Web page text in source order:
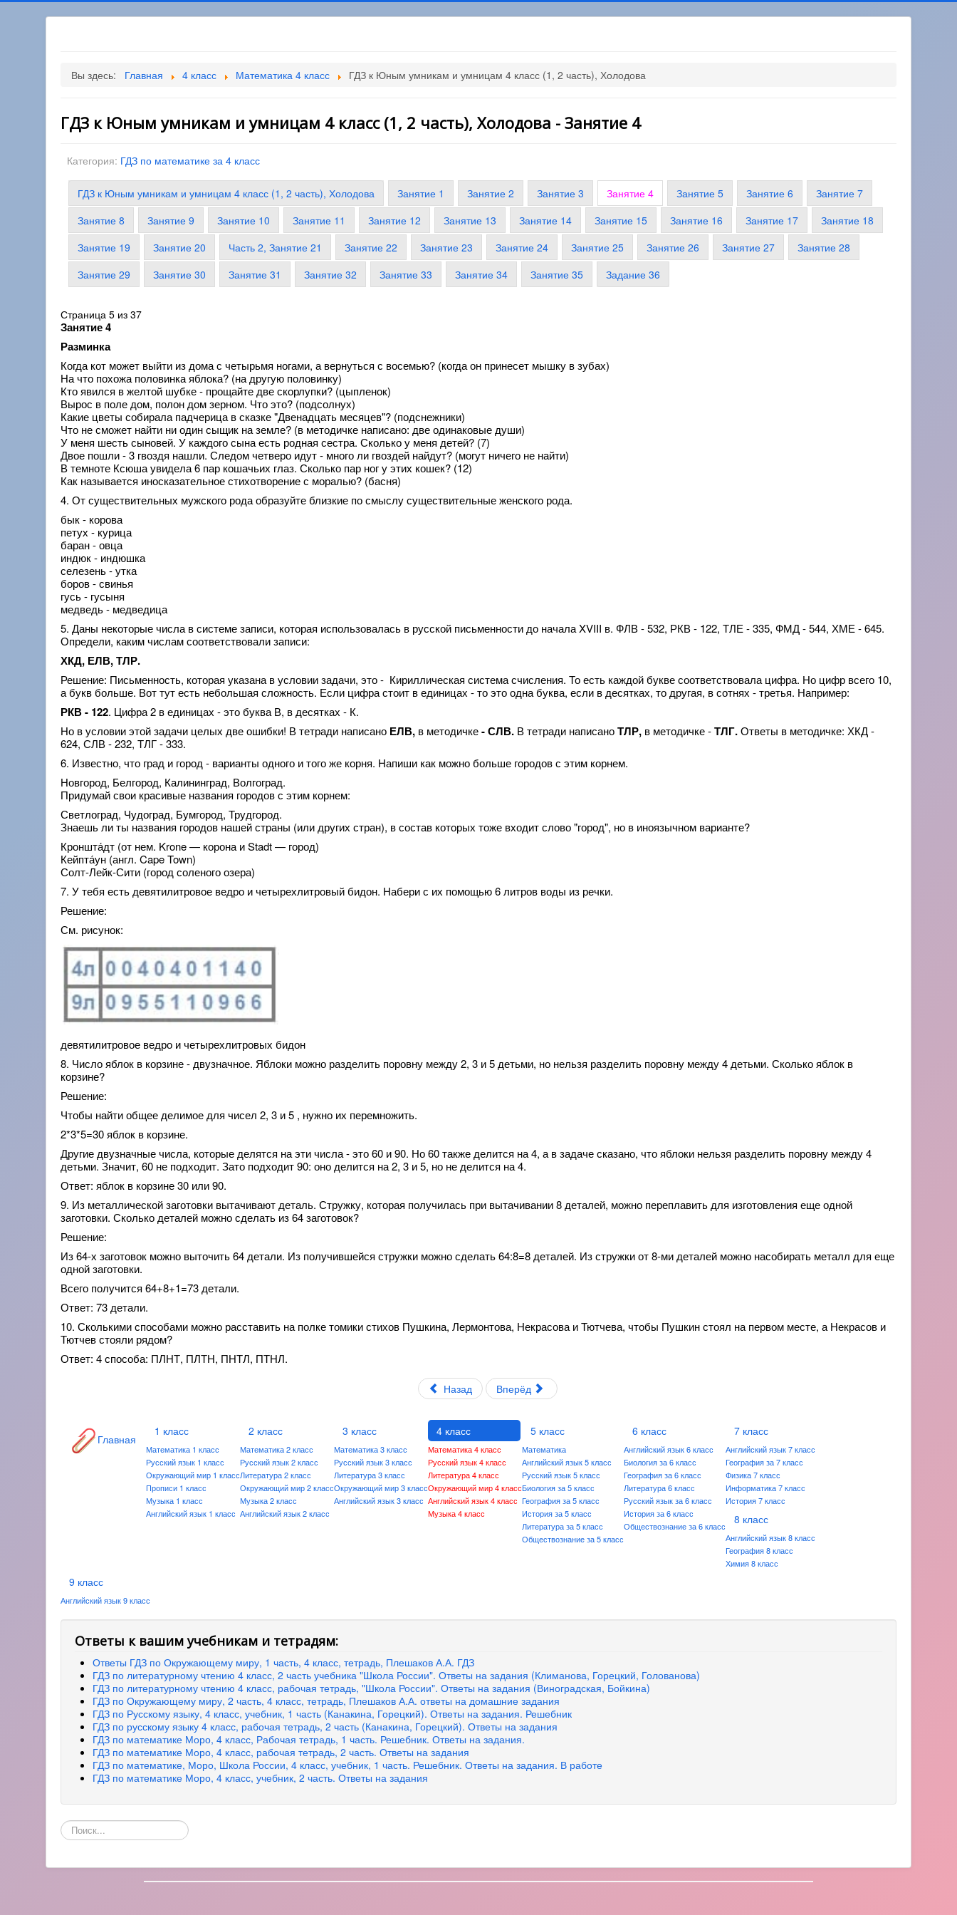
Вы здесь: Главная 4 класс Математика 4 класс ГДЗ к Юным умникам и умницам 4 класс (1, 2 часть), Холодова
ГДЗ к Юным умникам и умницам 4 класс (1, 2 часть), Холодова - Занятие 4
Категория: ГДЗ по математике за 4 класс
ГДЗ к Юным умникам и умницам 4 класс (1, 2 часть), Холодова Занятие 1 Занятие 2 Занятие 3 Занятие 4 Занятие 5 Занятие 6
Занятие 7
Занятие 8
Занятие 9 Занятие 10 Занятие 11 Занятие 12 Занятие 13 Занятие 14 Занятие 15 Занятие 16 Занятие 17
Занятие 18
Занятие 19
Занятие 20 Часть 2, Занятие 21 Занятие 22 Занятие 23 Занятие 24 Занятие 25 Занятие 26 Занятие 27
Занятие 28
Занятие 29
Занятие 30 Занятие 31 Занятие 32 Занятие 33 Занятие 34 Занятие 35 Задание 36
Страница 5 из 37
Занятие 4
Разминка
Когда кот может выйти из дома с четырьмя ногами, а вернуться с восемью? (когда он принесет мышку в зубах)
На что похожа половинка яблока? (на другую половинку)
Кто явился в желтой шубке - прощайте две скорлупки? (цыпленок)
Вырос в поле дом, полон дом зерном. Что это? (подсолнух)
Какие цветы собирала падчерица в сказке "Двенадцать месяцев"? (подснежники)
Что не сможет найти ни один сыщик на земле? (в методичке написано: две одинаковые души)
У меня шесть сыновей. У каждого сына есть родная сестра. Сколько у меня детей? (7)
Двое пошли - 3 гвоздя нашли. Следом четверо идут - много ли гвоздей найдут? (могут ничего не найти)
В темноте Ксюша увидела 6 пар кошачьих глаз. Сколько пар ног у этих кошек? (12)
Как называется иносказательное стихотворение с моралью? (басня)
4. От существительных мужского рода образуйте близкие по смыслу существительные женского рода.
бык - корова
петух - курица
баран - овца
индюк - индюшка
селезень - утка
боров - свинья
гусь - гусыня
медведь - медведица
5. Даны некоторые числа в системе записи, которая использовалась в русской письменности до начала XVIII в. ФЛВ - 532, РКВ - 122, ТЛЕ - 335, ФМД - 544, ХМЕ - 645.
Определи, каким числам соответствовали записи:
ХКД, ЕЛВ, ТЛР.
Решение: Письменность, которая указана в условии задачи, это - Кириллическая система счисления. То есть каждой букве соответствовала цифра. Но цифр всего 10,
а букв больше. Вот тут есть небольшая сложность. Если цифра стоит в единицах - то это одна буква, если в десятках, то другая, в сотнях - третья. Например:
РКВ - 122. Цифра 2 в единицах - это буква В, в десятках - К.
Но в условии этой задачи целых две ошибки! В тетради написано ЕЛВ, в методичке- СЛВ. В тетради написаноТЛР, в методичке -ТЛГ.Ответы в методичке: ХКД -
624, СЛВ - 232, ТЛГ - 333.
6. Известно, что град и город - варианты одного и того же корня. Напиши как можно больше городов с этим корнем.
Новгород, Белгород, Калининград, Волгоград.
Придумай свои красивые названия городов с этим корнем:
Светлоград, Чудоград, Бумгород, Трудгород.
Знаешь ли ты названия городов нашей страны (или других стран), в состав которых тоже входит слово "город", но в иноязычном варианте?
Кроншта́дт (от нем. Krone — корона и Stadt — город)
Кейпта́ун (англ. Cape Town)
Солт-Лейк-Сити (город соленого озера)
7. У тебя есть девятилитровое ведро и четырехлитровый бидон. Набери с их помощью 6 литров воды из речки.
Решение:
См. рисунок:
девятилитровое ведро и четырехлитровых бидон
8. Число яблок в корзине - двузначное. Яблоки можно разделить поровну между 2, 3 и 5 детьми, но нельзя разделить поровну между 4 детьми. Сколько яблок в
корзине?
Решение:
Чтобы найти общее делимое для чисел 2, 3 и 5 , нужно их перемножить.
2*3*5=30 яблок в корзине.
Другие двузначные числа, которые делятся на эти числа - это 60 и 90. Но 60 также делится на 4, а в задаче сказано, что яблоки нельзя разделить поровну между 4
детьми. Значит, 60 не подходит. Зато подходит 90: оно делится на 2, 3 и 5, но не делится на 4.
Ответ: яблок в корзине 30 или 90.
9. Из металлической заготовки вытачивают деталь. Стружку, которая получилась при вытачивании 8 деталей, можно переплавить для изготовления еще одной
заготовки. Сколько деталей можно сделать из 64 заготовок?
Решение:
Из 64-х заготовок можно выточить 64 детали. Из получившейся стружки можно сделать 64:8=8 деталей. Из стружки от 8-ми деталей можно насобирать металл для еще
одной заготовки.
Всего получится 64+8+1=73 детали.
Ответ: 73 детали.
10. Сколькими способами можно расставить на полке томики стихов Пушкина, Лермонтова, Некрасова и Тютчева, чтобы Пушкин стоял на первом месте, а Некрасов и
Тютчев стояли рядом?
Ответ: 4 способа: ПЛНТ, ПЛТН, ПНТЛ, ПТНЛ.
Назад Вперёд
Главная
1 класс
Математика 1 класс
Русский язык 1 класс
Окружающий мир 1 класс
Прописи 1 класс
Музыка 1 класс
Английский язык 1 класс
2 класс
Математика 2 класс
Русский язык 2 класс
Литература 2 класс
Окружающий мир 2 класс
Музыка 2 класс
Английский язык 2 класс
3 класс
Математика 3 класс
Русский язык 3 класс
Литература 3 класс
Окружающий мир 3 класс
Английский язык 3 класс
4 класс
Математика 4 класс
Русский язык 4 класс
Литература 4 класс
Окружающий мир 4 класс
Английский язык 4 класс
Музыка 4 класс
5 класс
Математика
Английский язык 5 класс
Русский язык 5 класс
Биология за 5 класс
География за 5 класс
История за 5 класс
Литература за 5 класс
Обществознание за 5 класс
6 класс
Английский язык 6 класс
Биология за 6 класс
География за 6 класс
Литература 6 класс
Русский язык за 6 класс
История за 6 класс
Обществознание за 6 класс
7 класс
Английский язык 7 класс
География за 7 класс
Физика 7 класс
Информатика 7 класс
История 7 класс
8 класс
Английский язык 8 класс
География 8 класс
Химия 8 класс
9 класс
Английский язык 9 класс
Ответы к вашим учебникам и тетрадям:
Ответы ГДЗ по Окружающему миру, 1 часть, 4 класс, тетрадь, Плешаков А.А. ГДЗ
ГДЗ по литературному чтению 4 класс, 2 часть учебника "Школа России". Ответы на задания (Климанова, Горецкий, Голованова)
ГДЗ по литературному чтению 4 класс, рабочая тетрадь, "Школа России". Ответы на задания (Виноградская, Бойкина)
ГДЗ по Окружающему миру, 2 часть, 4 класс, тетрадь, Плешаков А.А. ответы на домашние задания
ГДЗ по Русскому языку, 4 класс, учебник, 1 часть (Канакина, Горецкий). Ответы на задания. Решебник
ГДЗ по русскому языку 4 класс, рабочая тетрадь, 2 часть (Канакина, Горецкий). Ответы на задания
ГДЗ по математике Моро, 4 класс, Рабочая тетрадь, 1 часть. Решебник. Ответы на задания.
ГДЗ по математике Моро, 4 класс, рабочая тетрадь, 2 часть. Ответы на задания
ГДЗ по математике, Моро, Школа России, 4 класс, учебник, 1 часть. Решебник. Ответы на задания. В работе
ГДЗ по математике Моро, 4 класс, учебник, 2 часть. Ответы на задания
Поиск
по